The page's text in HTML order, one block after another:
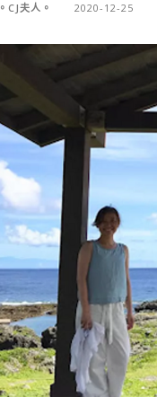
。CJ夫人。 2020-12-25